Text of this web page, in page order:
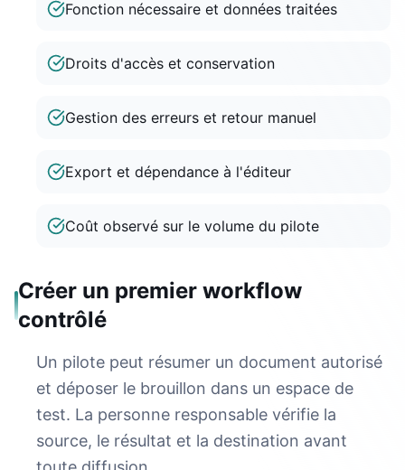
Fonction nécessaire et données traitées
Droits d'accès et conservation
Gestion des erreurs et retour manuel
Export et dépendance à l'éditeur
Coût observé sur le volume du pilote
Créer un premier workflow
contrôlé
Un pilote peut résumer un document autorisé
et déposer le brouillon dans un espace de
test. La personne responsable vérifie la
source, le résultat et la destination avant